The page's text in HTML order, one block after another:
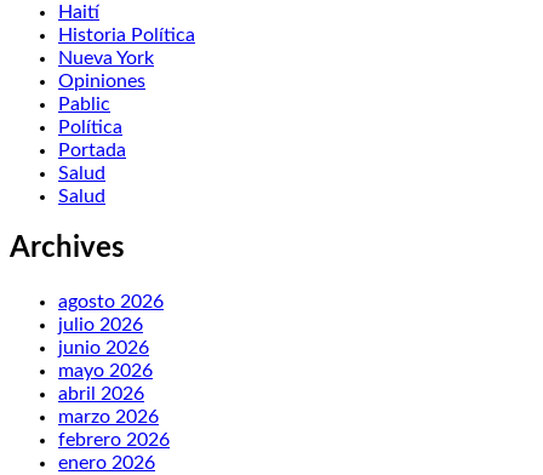
Haití
Historia Política
Nueva York
Opiniones
Pablic
Política
Portada
Salud
Salud
Archives
agosto 2026
julio 2026
junio 2026
mayo 2026
abril 2026
marzo 2026
febrero 2026
enero 2026